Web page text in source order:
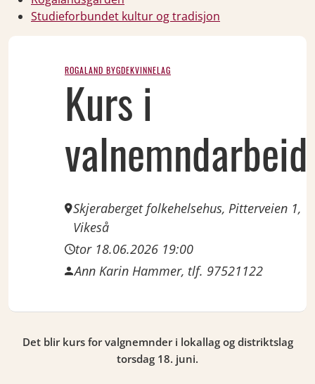
Studieforbundet kultur og tradisjon
ROGALAND BYGDEKVINNELAG
Kurs i
valnemndarbeid
Skjeraberget folkehelsehus, Pitterveien 1,
Vikeså
tor 18.06.2026 19:00
Ann Karin Hammer, tlf. 97521122
Det blir kurs for valgnemnder i lokallag og distriktslag
torsdag 18. juni.